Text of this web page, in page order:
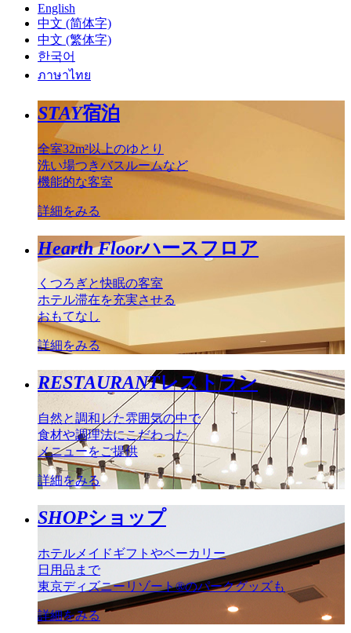
English
中文 (简体字)
中文 (繁体字)
한국어
ภาษาไทย
STAY宿泊
全室32m²以上のゆとり
洗い場つきバスルームなど
機能的な客室
詳細をみる
Hearth Floorハースフロア
くつろぎと快眠の客室
ホテル滞在を充実させる
おもてなし
詳細をみる
RESTAURANTレストラン
自然と調和した雰囲気の中で
食材や調理法にこだわった
メニューをご提供
詳細をみる
SHOPショップ
ホテルメイドギフトやベーカリー
日用品まで
東京ディズニーリゾート®のパークグッズも
詳細をみる